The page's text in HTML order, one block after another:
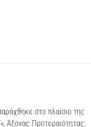
στο πλαίσιο της
Προτεραιότητας: